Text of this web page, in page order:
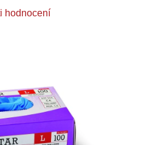
hodnocení